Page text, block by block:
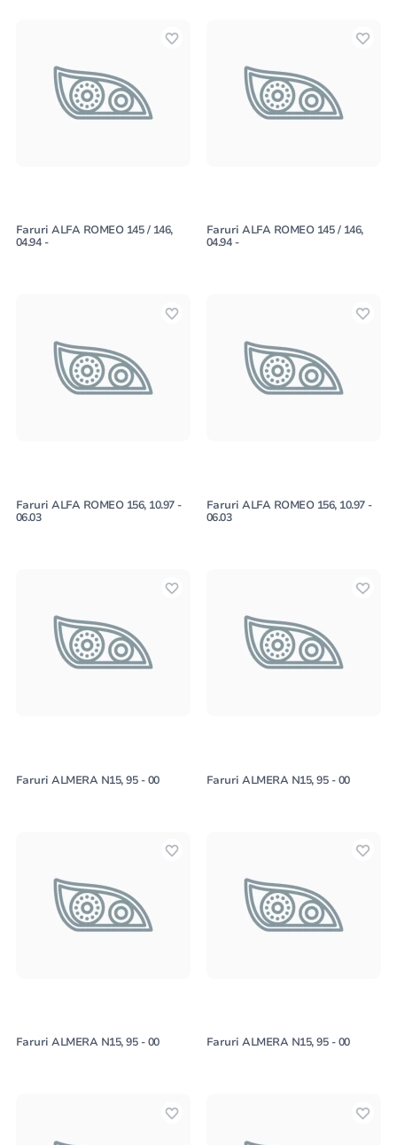
Faruri ALFA ROMEO 145 / 146,
04.94 -
Faruri ALFA ROMEO 145 / 146,
04.94 -
Faruri ALFA ROMEO 156, 10.97 -
06.03
Faruri ALFA ROMEO 156, 10.97 -
06.03
Faruri ALMERA N15, 95 - 00 Faruri ALMERA N15, 95 - 00
Faruri ALMERA N15, 95 - 00 Faruri ALMERA N15, 95 - 00